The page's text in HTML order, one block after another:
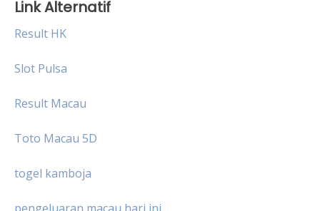
Link Alternatif
Result HK
Slot Pulsa
Result Macau
Toto Macau 5D
togel kamboja